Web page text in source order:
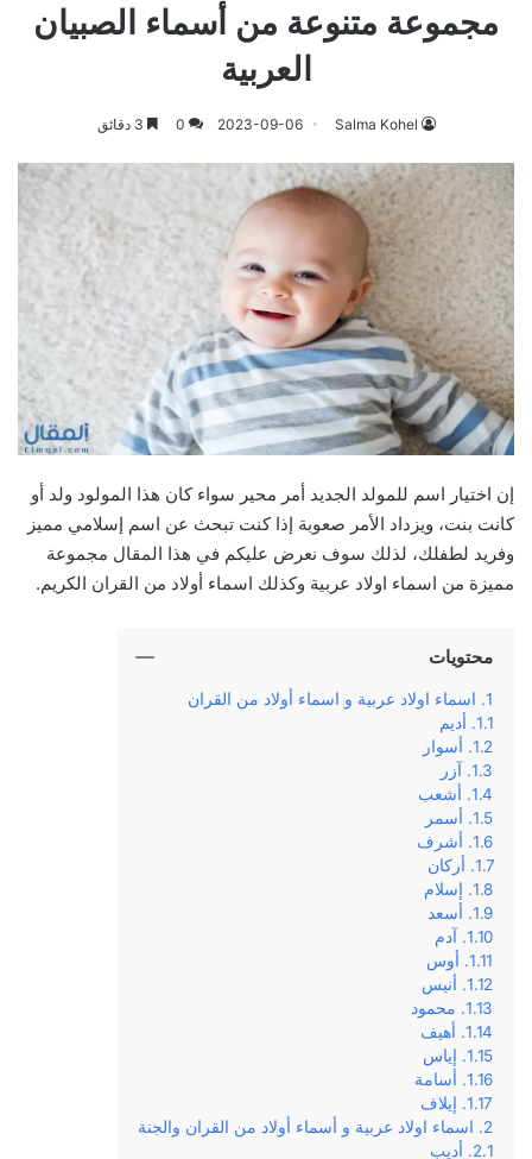
مجموعة متنوعة من أسماء الصبيان
العربية
Salma Kohel
2023-09-06
0
إن اختيار اسم للمولد الجديد أمر محير سواء كان هذا المولود ولد أو
كانت بنت، ويزداد الأمر صعوبة إذا كنت تبحث عن اسم إسلامي مميز
وفريد لطفلك، لذلك سوف نعرض عليكم في هذا المقال مجموعة
مميزة من اسماء اولاد عربية وكذلك اسماء أولاد من القران الكريم.
محتويات
اسماء اولاد عربية و اسماء أولاد من القران
أديم
أسوار
آزر
أشعب
أسمر
أشرف
أركان
إسلام
أسعد
آدم
أوس
أنيس
محمود
أهيف
إياس
أسامة
إيلاف
اسماء اولاد عربية و أسماء أولاد من القران والجنة
أديب